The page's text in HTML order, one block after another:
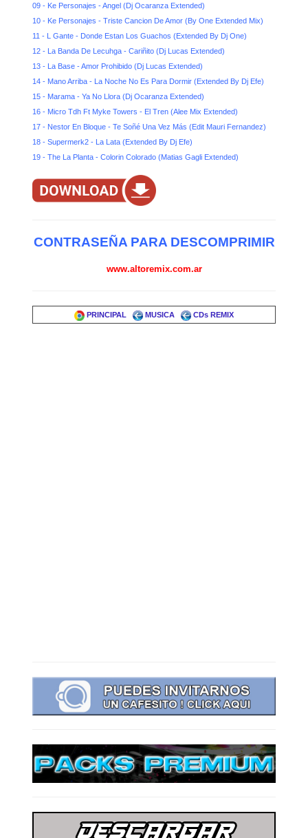
09 - Ke Personajes - Angel (Dj Ocaranza Extended)
10 - Ke Personajes - Triste Cancion De Amor (By One Extended Mix)
11 - L Gante - Donde Estan Los Guachos (Extended By Dj One)
12 - La Banda De Lecuhga - Cariñito (Dj Lucas Extended)
13 - La Base - Amor Prohibido (Dj Lucas Extended)
14 - Mano Arriba - La Noche No Es Para Dormir (Extended By Dj Efe)
15 - Marama - Ya No Llora (Dj Ocaranza Extended)
16 - Micro Tdh Ft Myke Towers - El Tren (Alee Mix Extended)
17 - Nestor En Bloque - Te Soñé Una Vez Más (Edit Mauri Fernandez)
18 - Supermerk2 - La Lata (Extended By Dj Efe)
19 - The La Planta - Colorin Colorado (Matias Gagli Extended)
CONTRASEÑA PARA DESCOMPRIMIR
www.altoremix.com.ar
PRINCIPAL MUSICA CDs REMIX